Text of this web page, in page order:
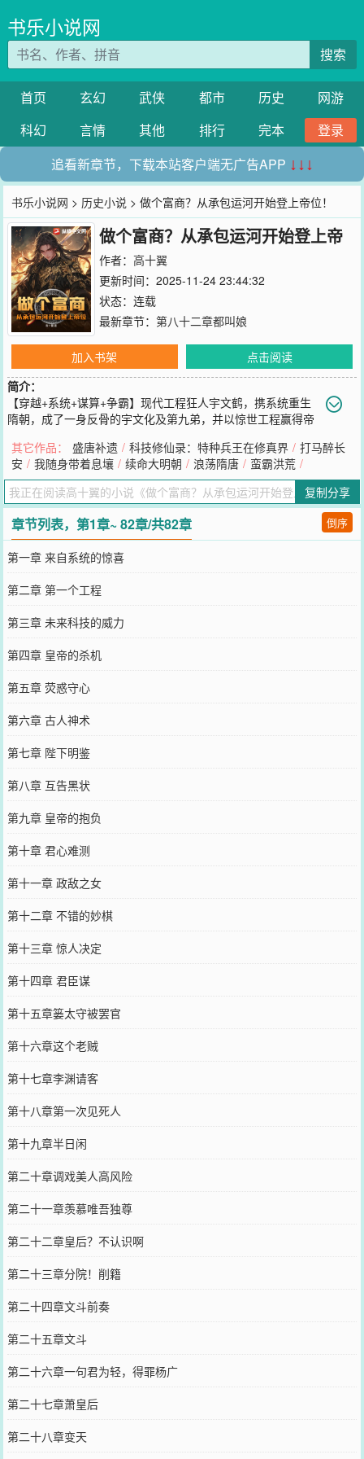
书乐小说网
搜索
首页 玄幻 武侠 都市 历史
网游
科幻
言情 其他 排行 完本
登录
追看新章节，下载本站客户端无广告APP ↓↓↓
书乐小说网 > 历史小说 > 做个富商？从承包运河开始登上帝位！
做个富商？从承包运河开始登上帝
位！
作者： 高十翼
更新时间：2025-11-24 23:44:32
状态：连载
最新章节： 第八十二章都叫娘
加入书架
点击阅读
简介：
【穿越+系统+谋算+争霸】现代工程狂人宇文鹤，携系统重生
隋朝，成了一身反骨的宇文化及第九弟，并以惊世工程赢得帝
见不合，兄弟不睦！宇文化及：把你的工程队给我。宇文鹤：不给！
宇文化及：跟我一起造反。宇文鹤：不干！家将：九公子，不好了，
大公子把皇帝杀了！正带着人马朝这里杀来！宇文鹤拍案而起：反
了！
您要是觉得《 做个富商？从承包运河开始登上帝位！
》还不错的话请
不要忘记向您QQ群和微博微信里的朋友推荐哦！
其它作品： 盛唐补遗 / 科技修仙录：特种兵王在修真界 / 打马醉长
安 / 我随身带着息壤 / 续命大明朝 / 浪荡隋唐 / 蛮霸洪荒 /
复制分享
章节列表，第1章~ 82章/共82章 倒序
第一章 来自系统的惊喜
第二章 第一个工程
第三章 未来科技的威力
第四章 皇帝的杀机
第五章 荧惑守心
第六章 古人神术
第七章 陛下明鉴
第八章 互告黑状
第九章 皇帝的抱负
第十章 君心难测
第十一章 政敌之女
第十二章 不错的妙棋
第十三章 惊人决定
第十四章 君臣谋
第十五章篓太守被罢官
第十六章这个老贼
第十七章李渊请客
第十八章第一次见死人
第十九章半日闲
第二十章调戏美人高风险
第二十一章羡慕唯吾独尊
第二十二章皇后？不认识啊
第二十三章分院！削籍
第二十四章文斗前奏
第二十五章文斗
第二十六章一句君为轻，得罪杨广
第二十七章萧皇后
第二十八章变天